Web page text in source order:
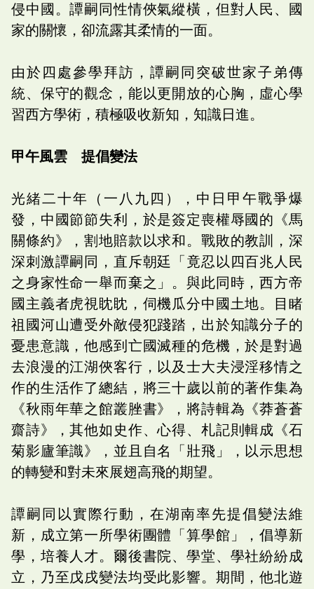
侵中國。譚嗣同性情俠氣縱橫，但對人民、國
家的關懷，卻流露其柔情的一面。
由於四處參學拜訪，譚嗣同突破世家子弟傳
統、保守的觀念，能以更開放的心胸，虛心學
習西方學術，積極吸收新知，知識日進。
甲午風雲 提倡變法
光緒二十年（一八九四），中日甲午戰爭爆
發，中國節節失利，於是簽定喪權辱國的《馬
關條約》，割地賠款以求和。戰敗的教訓，深
深刺激譚嗣同，直斥朝廷「竟忍以四百兆人民
之身家性命一舉而棄之」。與此同時，西方帝
國主義者虎視眈眈，伺機瓜分中國土地。目睹
祖國河山遭受外敵侵犯踐踏，出於知識分子的
憂患意識，他感到亡國滅種的危機，於是對過
去浪漫的江湖俠客行，以及士大夫浸淫移情之
作的生活作了總結，將三十歲以前的著作集為
《秋雨年華之館叢脞書》，將詩輯為《莽蒼蒼
齋詩》，其他如史作、心得、札記則輯成《石
菊影廬筆識》，並且自名「壯飛」，以示思想
的轉變和對未來展翅高飛的期望。
譚嗣同以實際行動，在湖南率先提倡變法維
新，成立第一所學術團體「算學館」，倡導新
學，培養人才。爾後書院、學堂、學社紛紛成
立，乃至戊戌變法均受此影響。期間，他北遊